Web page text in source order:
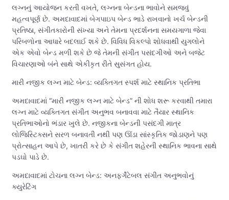
લગ્નનું આયોજન કરતી વખતે, લગ્નના બેન્ડના ભાવોને સમજવું
મહત્વપૂર્ણ છે. અમદાવાદમાં બેગપાઇપ બેન્ડ ભાડે રાખવાનો ખર્ચ બેન્ડની
પ્રતિષ્ઠા, સંગીતકારોની સંખ્યા અને તેમના પ્રદર્શનના સમયગાળા જેવા
પરિબળોના આધારે બદલાઈ શકે છે. વિવિધ વિકલ્પો શોધવાથી યુગલોને
એક એવો બેન્ડ મળી શકે છે જે તેમની સંગીત પસંદગીઓ અને બજેટ
વિચારણાઓ બંને સાથે એકીકૃત રીતે સુસંગત હોય.
મારી નજીક લગ્ન માટે બેન્ડ: વ્યક્તિગત સ્પર્શ માટે સ્થાનિક પ્રતિભા
અમદાવાદમાં “મારી નજીક લગ્ન માટે બેન્ડ” ની શોધ શરૂ કરવાથી તમારા
લગ્ન માટે વ્યક્તિગત સંગીત અનુભવ બનાવવા માટે તૈયાર સ્થાનિક
પ્રતિભાઓનો ભંડાર ખુલે છે. નજીકના બેન્ડની પસંદગી માત્ર
લોજિસ્ટિક્સને સરળ બનાવતી નથી પણ ઊંડા સાંસ્કૃતિક જોડાણને પણ
પ્રોત્સાહન આપે છે, ખાતરી કરે છે કે સંગીત શહેરની સ્થાનિક ભાવના સાથે
પડઘો પાડે છે.
અમદાવાદમાં ટોચના લગ્ન બેન્ડ: અનફર્ગેટેબલ સંગીત અનુભવોનું
ક્યુરેટિંગ